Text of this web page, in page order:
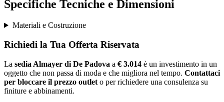
Specifiche Tecniche e Dimensioni
Materiali e Costruzione
Richiedi la Tua Offerta Riservata
La sedia Almayer di De Padova a € 3.014 è un investimento in un
oggetto che non passa di moda e che migliora nel tempo. Contattaci
per bloccare il prezzo outlet o per richiedere una consulenza su
finiture e abbinamenti.